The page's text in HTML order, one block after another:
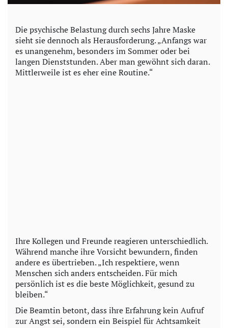
Die psychische Belastung durch sechs Jahre Maske
sieht sie dennoch als Herausforderung. „Anfangs war
es unangenehm, besonders im Sommer oder bei
langen Dienststunden. Aber man gewöhnt sich daran.
Mittlerweile ist es eher eine Routine.“
Ihre Kollegen und Freunde reagieren unterschiedlich.
Während manche ihre Vorsicht bewundern, finden
andere es übertrieben. „Ich respektiere, wenn
Menschen sich anders entscheiden. Für mich
persönlich ist es die beste Möglichkeit, gesund zu
bleiben.“
Die Beamtin betont, dass ihre Erfahrung kein Aufruf
zur Angst sei, sondern ein Beispiel für Achtsamkeit